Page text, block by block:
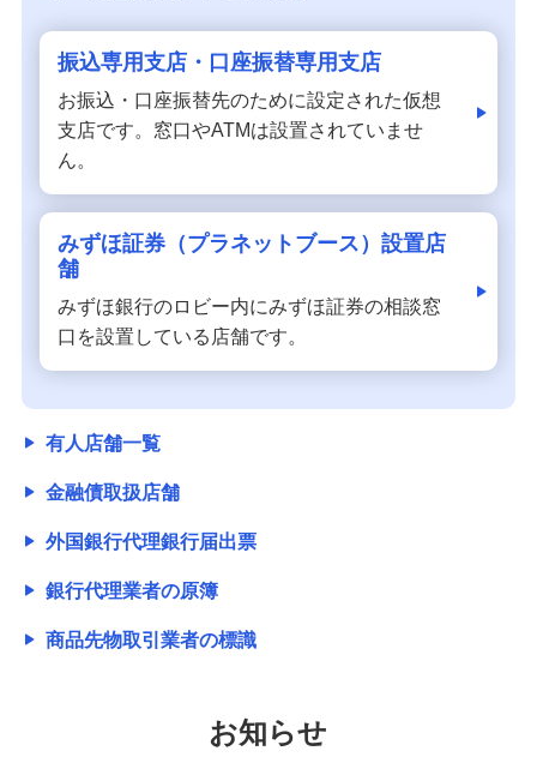
振込専用支店・口座振替専用支店
お振込・口座振替先のために設定された仮想
支店です。窓口やATMは設置されていませ
ん。
みずほ証券（プラネットブース）設置店
舗
みずほ銀行のロビー内にみずほ証券の相談窓
口を設置している店舗です。
有人店舗一覧
金融債取扱店舗
外国銀行代理銀行届出票
銀行代理業者の原簿
商品先物取引業者の標識
お知らせ